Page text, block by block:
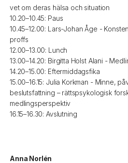
vet om deras hälsa och situation
10.20–10.45: Paus
10.45–12.00: Lars-Johan Åge -
proffs
12.00–13.00: Lunch
13.00–14.20: Birgitta Holst Alani -
14.20–15.00: Eftermiddagsfika
15.00–16.15: Julia Korkman - Minne,
beslutsfattning – rättspsykologisk
medlingsperspektiv
16.15–16.30: Avslutning
Anna Norlén